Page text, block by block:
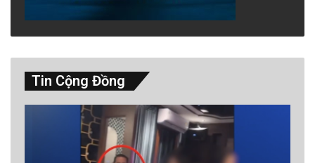
That may not prove to be a sound investment.
Vietnamese migrants who enter the U.S.
illegally now face a higher risk of arrest and
deportation as the Trump administration
intensifies its crackdown on illegal
immigrants.
Tin Cộng Đồng